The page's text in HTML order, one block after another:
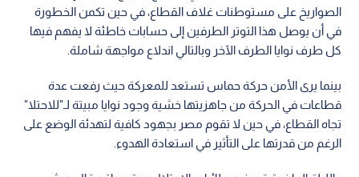
الصواريخ على مستوطنات غلاف القطاع، في حين تكمن الخطورة
في أن يوصل هذا التوتر الطرفين إلى حسابات خاطئة لا يفهم فيها
كل طرف نوايا الطرف الآخر وبالتالي اندلاع مواجهة شاملة.
بينما يرى الأمن حركة حماس تستعد للمعركة حيث رفعت عدة
قطاعات في الحركة من جاهزيتها خشية وجود نوايا مبيتة لـ"للاحتلا"
تجاه القطاع، في حين لا تقوم مصر بجهود كافية لتهدئة الوضع على
الرغم من قدرتها على التأثير في استعادة الهدوء.